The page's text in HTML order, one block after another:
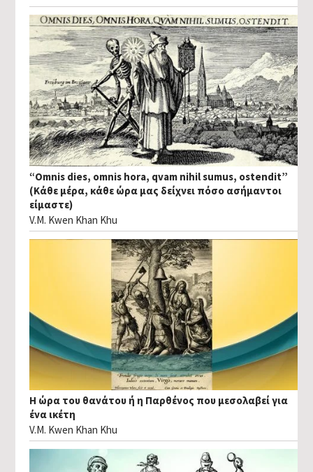
“Omnis dies, omnis hora, qvam nihil sumus, ostendit”
(Κάθε μέρα, κάθε ώρα μας δείχνει πόσο ασήμαντοι
είμαστε)
V.M. Kwen Khan Khu
Η ώρα του θανάτου ή η Παρθένος που μεσολαβεί για
ένα ικέτη
V.M. Kwen Khan Khu